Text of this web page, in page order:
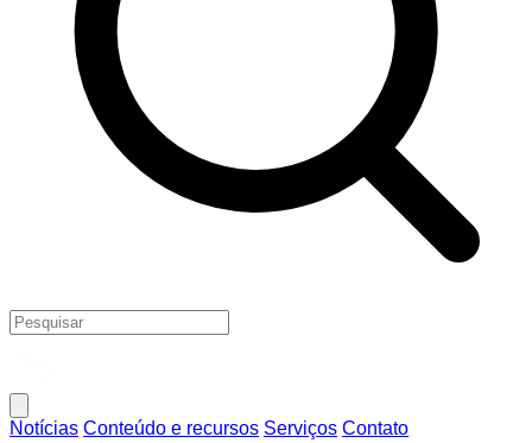
Notícias Conteúdo e recursos Serviços Contato